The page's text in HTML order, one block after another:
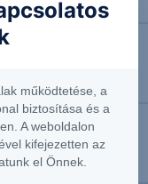
működtetése, a
biztosítása és a
A weboldalon
kifejezetten az
el Önnek.